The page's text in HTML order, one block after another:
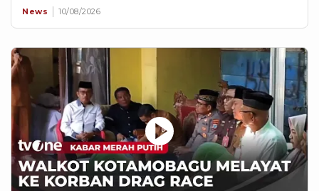
News 10/08/2026